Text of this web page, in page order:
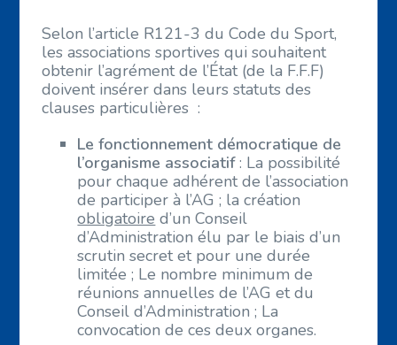
Selon l’article R121-3 du Code du Sport,
les associations sportives qui souhaitent
obtenir l’agrément de l’État (de la F.F.F)
doivent insérer dans leurs statuts des
clauses particulières :
Le fonctionnement démocratique de
l’organisme associatif: La possibilité
pour chaque adhérent de l’association
de participer à l’AG ; la création
obligatoire d’un Conseil
d’Administration élu par le biais d’un
scrutin secret et pour une durée
limitée ; Le nombre minimum de
réunions annuelles de l’AG et du
Conseil d’Administration ; La
convocation de ces deux organes.